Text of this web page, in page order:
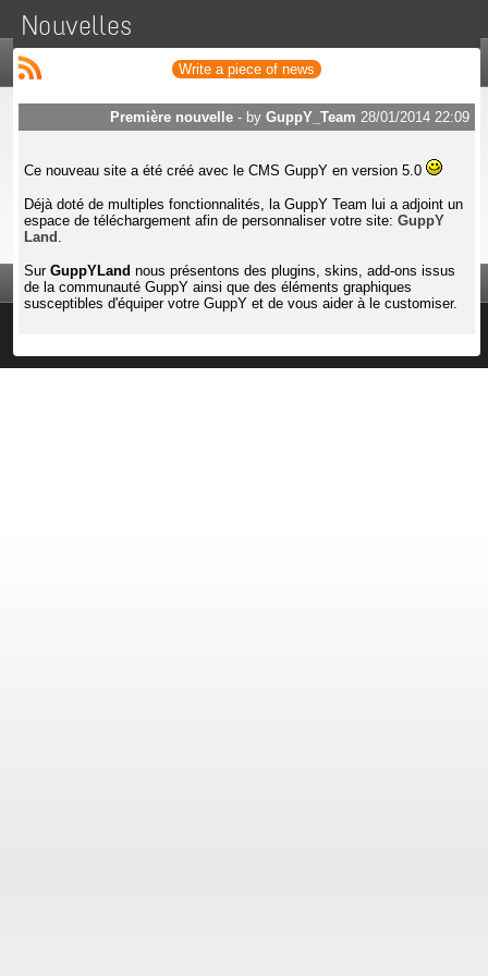
Nouvelles
Write a piece of news
Première nouvelle- by GuppY_Team 28/01/2014 22:09
Ce nouveau site a été créé avec le CMS GuppY en version 5.0
Déjà doté de multiples fonctionnalités, la GuppY Team lui a adjoint un
espace de téléchargement afin de personnaliser votre site: GuppY
Land .
Sur GuppYLand nous présentons des plugins, skins, add-ons issus
de la communauté GuppY ainsi que des éléments graphiques
susceptibles d'équiper votre GuppY et de vous aider à le customiser.